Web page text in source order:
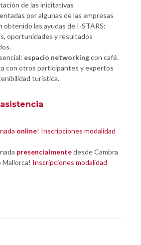
de las inicitativas
por algunas de las empresas
obtenido las ayudas de I-STARS:
oportunidades y resultados
espacio networkingcon café.
con otros participantes y expertos
turística.
online! Inscripciones modalidad
presencialmentedesde Cambra
Mallorca! Inscripciones modalidad